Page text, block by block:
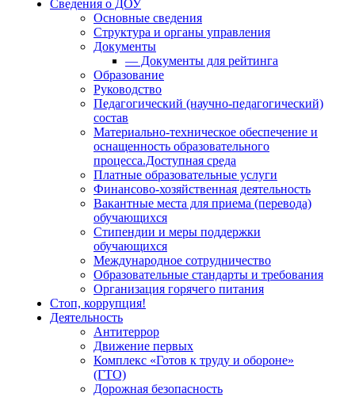
Сведения о ДОУ
Основные сведения
Структура и органы управления
Документы
— Документы для рейтинга
Образование
Руководство
Педагогический (научно-педагогический)
состав
Материально-техническое обеспечение и
оснащенность образовательного
процесса.Доступная среда
Платные образовательные услуги
Финансово-хозяйственная деятельность
Вакантные места для приема (перевода)
обучающихся
Стипендии и меры поддержки
обучающихся
Международное сотрудничество
Образовательные стандарты и требования
Организация горячего питания
Стоп, коррупция!
Деятельность
Антитеррор
Движение первых
Комплекс «Готов к труду и обороне»
(ГТО)
Дорожная безопасность